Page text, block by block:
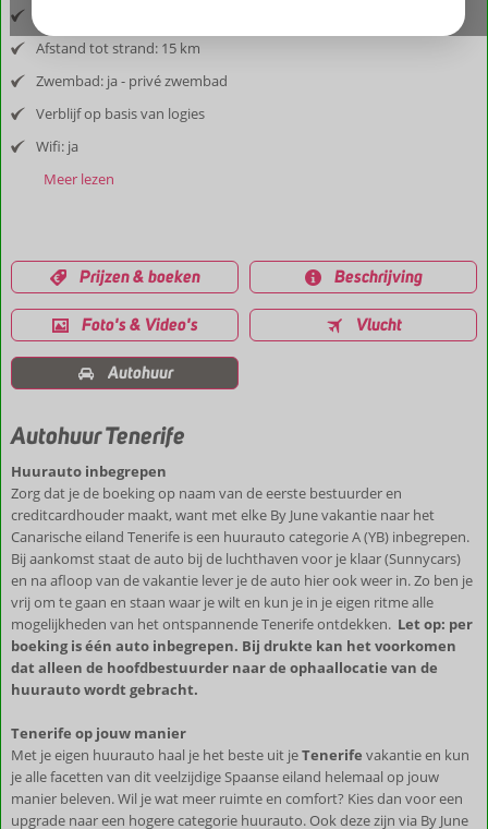
Afstand tot strand: 15 km
Zwembad: ja - privé zwembad
Verblijf op basis van logies
Wifi: ja
Meer lezen
Prijzen & boeken Beschrijving
Foto's & Video's Vlucht
Autohuur
Autohuur Tenerife
Huurauto inbegrepen
Zorg dat je de boeking op naam van de eerste bestuurder en
creditcardhouder maakt, want met elke By June vakantie naar het
Canarische eiland Tenerife is een huurauto categorie A (YB) inbegrepen.
Bij aankomst staat de auto bij de luchthaven voor je klaar (Sunnycars)
en na afloop van de vakantie lever je de auto hier ook weer in. Zo ben je
vrij om te gaan en staan waar je wilt en kun je in je eigen ritme alle
mogelijkheden van het ontspannende Tenerife ontdekken. Let op: per
boeking is één auto inbegrepen. Bij drukte kan het voorkomen
dat alleen de hoofdbestuurder naar de ophaallocatie van de
huurauto wordt gebracht.
Tenerife op jouw manier
Met je eigen huurauto haal je het beste uit jeTenerife vakantie en kun
je alle facetten van dit veelzijdige Spaanse eiland helemaal op jouw
manier beleven. Wil je wat meer ruimte en comfort? Kies dan voor een
upgrade naar een hogere categorie huurauto. Ook deze zijn via By June